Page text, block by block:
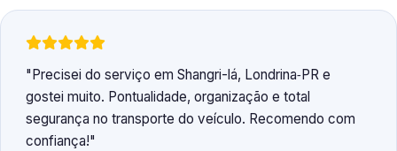
Precisei do serviço em Shangri-lá, Londrina‑PR e
gostei muito. Pontualidade, organização e total
segurança no transporte do veículo. Recomendo com
confiança!